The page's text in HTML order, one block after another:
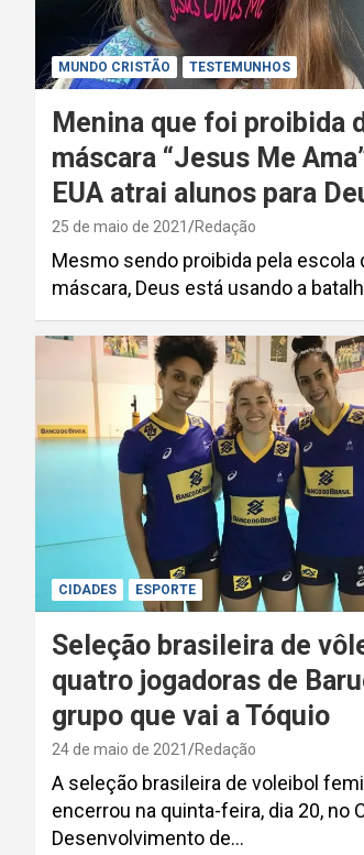
MUNDO CRISTÃO TESTEMUNHOS
Menina que foi proibida
máscara “Jesus Me
EUA atrai alunos para
25 de maio de 2021 Redação
Mesmo sendo proibida pela escola
máscara, Deus está usando a
CIDADES ESPORTE
Seleção brasileira de
quatro jogadoras de
grupo que vai a Tóquio
24 de maio de 2021 Redação
A seleção brasileira de voleibol
encerrou na quinta-feira, dia 20, no
Desenvolvimento de…